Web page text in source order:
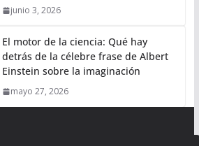
junio 3, 2026
El motor de la ciencia: Qué hay
detrás de la célebre frase de Albert
Einstein sobre la imaginación
mayo 27, 2026